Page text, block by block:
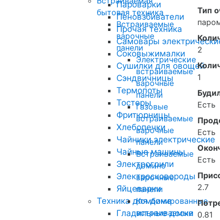
Пароварки
Пеновзбиватели
Прочая техника
Самовары
Соковыжималки
Сушилки для овощей
Сэндвичницы
Термопоты
Тостеры
Фритюрницы
Хлебопечки
Чайники электрические
Чайные машины
Электрогрили
Электросковороды
Яйцеварки
Техника для дома
Гладильные доски
бытовая техника
Встраиваемые
варочные
панели
Электрические
встраиваемые
варочные
панели
Газовые
встраиваемые
варочные
панели
Встраиваемые
домино
варочные
панели
Комбинированные
встраиваемые
Тип
2
1
Есть
Есть
Есть
2.7
0.81